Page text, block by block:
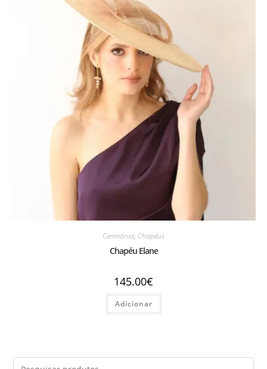
Cerimónia, Chapéus
Chapéu Elane
145.00€
Adicionar